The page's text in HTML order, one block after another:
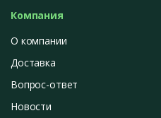
Компания
О компании
Доставка
Вопрос-ответ
Новости